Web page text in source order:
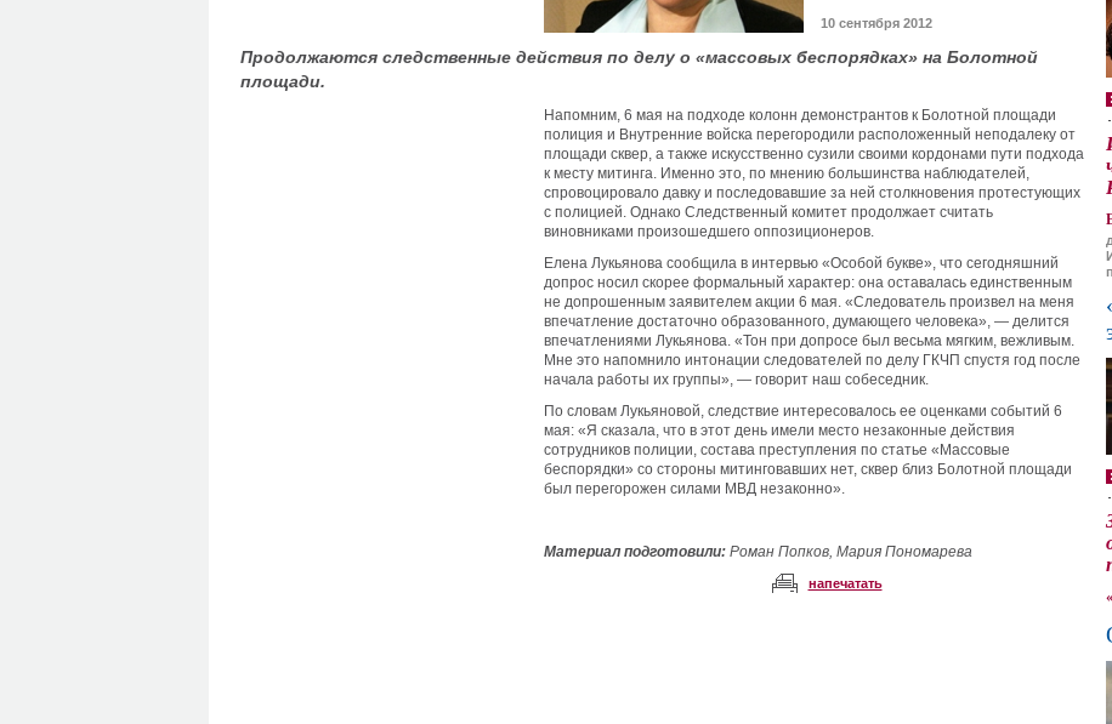
10 сентября 2012
Продолжаются следственные действия по делу о «массовых беспорядках» на Болотной
площади.
Напомним, 6 мая на подходе колонн демонстрантов к Болотной площади
полиция и Внутренние войска перегородили расположенный неподалеку от
площади сквер, а также искусственно сузили своими кордонами пути подхода
к месту митинга. Именно это, по мнению большинства наблюдателей,
спровоцировало давку и последовавшие за ней столкновения протестующих
с полицией. Однако Следственный комитет продолжает считать
виновниками произошедшего оппозиционеров.
Елена Лукьянова сообщила в интервью «Особой букве», что сегодняшний
допрос носил скорее формальный характер: она оставалась единственным
не допрошенным заявителем акции 6 мая. «Следователь произвел на меня
впечатление достаточно образованного, думающего человека», — делится
впечатлениями Лукьянова. «Тон при допросе был весьма мягким, вежливым.
Мне это напомнило интонации следователей по делу ГКЧП спустя год после
начала работы их группы», — говорит наш собеседник.
По словам Лукьяновой, следствие интересовалось ее оценками событий 6
мая: «Я сказала, что в этот день имели место незаконные действия
сотрудников полиции, состава преступления по статье «Массовые
беспорядки» со стороны митинговавших нет, сквер близ Болотной площади
был перегорожен силами МВД незаконно».
Материал подготовили: Роман Попков, Мария Пономарева
напечатать